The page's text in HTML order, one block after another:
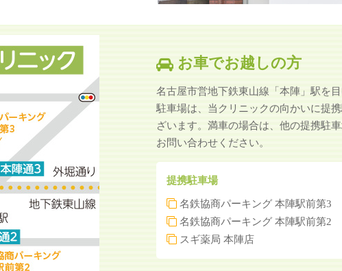
お車でお越しの方
名古屋市営地下鉄東山線「本陣」駅を目
駐車場は、当クリニックの向かいに提
ざいます。満車の場合は、他の提携駐
お問い合わせください。
提携駐車場
名鉄協商パーキング 本陣駅前第3
名鉄協商パーキング 本陣駅前第2
スギ薬局 本陣店